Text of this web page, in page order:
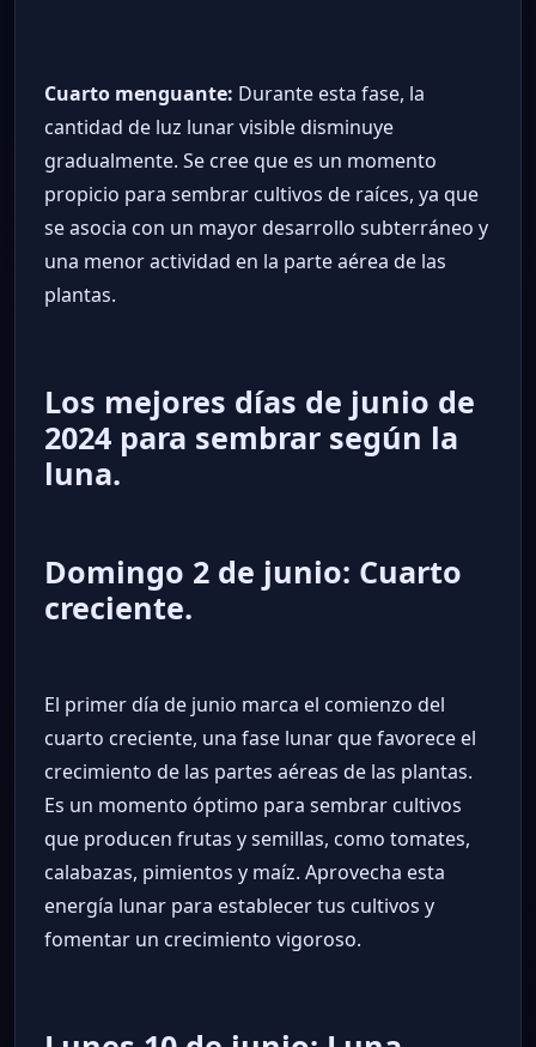
Cuarto menguante: Durante esta fase, la
cantidad de luz lunar visible disminuye
gradualmente. Se cree que es un momento
propicio para sembrar cultivos de raíces, ya que
se asocia con un mayor desarrollo subterráneo y
una menor actividad en la parte aérea de las
plantas.
Los mejores días de junio de
2024 para sembrar según la
luna.
Domingo 2 de junio: Cuarto
creciente.
El primer día de junio marca el comienzo del
cuarto creciente, una fase lunar que favorece el
crecimiento de las partes aéreas de las plantas.
Es un momento óptimo para sembrar cultivos
que producen frutas y semillas, como tomates,
calabazas, pimientos y maíz. Aprovecha esta
energía lunar para establecer tus cultivos y
fomentar un crecimiento vigoroso.